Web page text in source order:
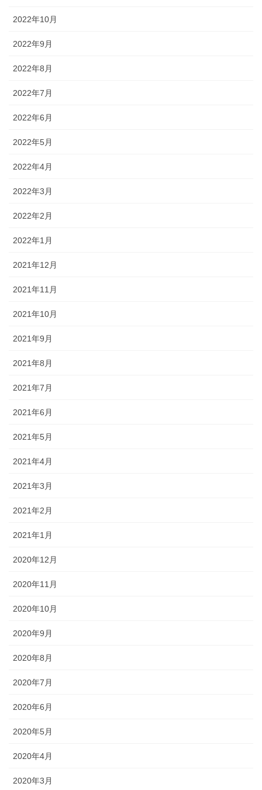
2022年10月
2022年9月
2022年8月
2022年7月
2022年6月
2022年5月
2022年4月
2022年3月
2022年2月
2022年1月
2021年12月
2021年11月
2021年10月
2021年9月
2021年8月
2021年7月
2021年6月
2021年5月
2021年4月
2021年3月
2021年2月
2021年1月
2020年12月
2020年11月
2020年10月
2020年9月
2020年8月
2020年7月
2020年6月
2020年5月
2020年4月
2020年3月